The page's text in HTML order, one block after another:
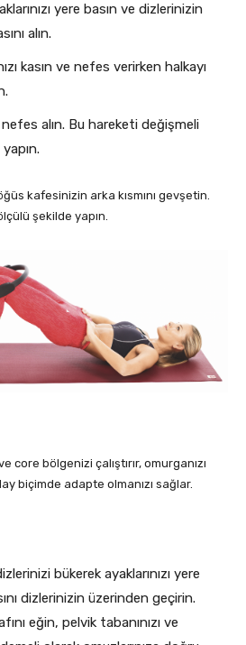
yere basın ve dizlerinizin
alın.
kasın ve nefes verirken halkayı
alın. Bu hareketi değişmeli
kafesinizin arka kısmını gevşetin.
şekilde yapın.
core bölgenizi çalıştırır, omurganızı
biçimde adapte olmanızı sağlar.
bükerek ayaklarınızı yere
dizlerinizin üzerinden geçirin.
eğin, pelvik tabanınızı ve